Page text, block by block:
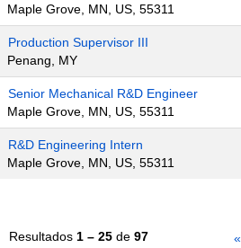
Maple Grove, MN, US, 55311
Production Supervisor III
Penang, MY
Senior Mechanical R&D Engineer
Maple Grove, MN, US, 55311
R&D Engineering Intern
Maple Grove, MN, US, 55311
Resultados 1 – 25 de 97 «